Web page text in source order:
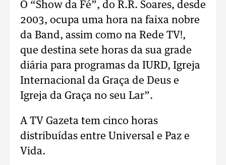
O “Show da Fé”, do R.R. Soares, desde
2003, ocupa uma hora na faixa nobre
da Band, assim como na Rede TV!,
que destina sete horas da sua grade
diária para programas da IURD, Igreja
Internacional da Graça de Deus e
Igreja da Graça no seu Lar”.
A TV Gazeta tem cinco horas
distribuídas entre Universal e Paz e
Vida.